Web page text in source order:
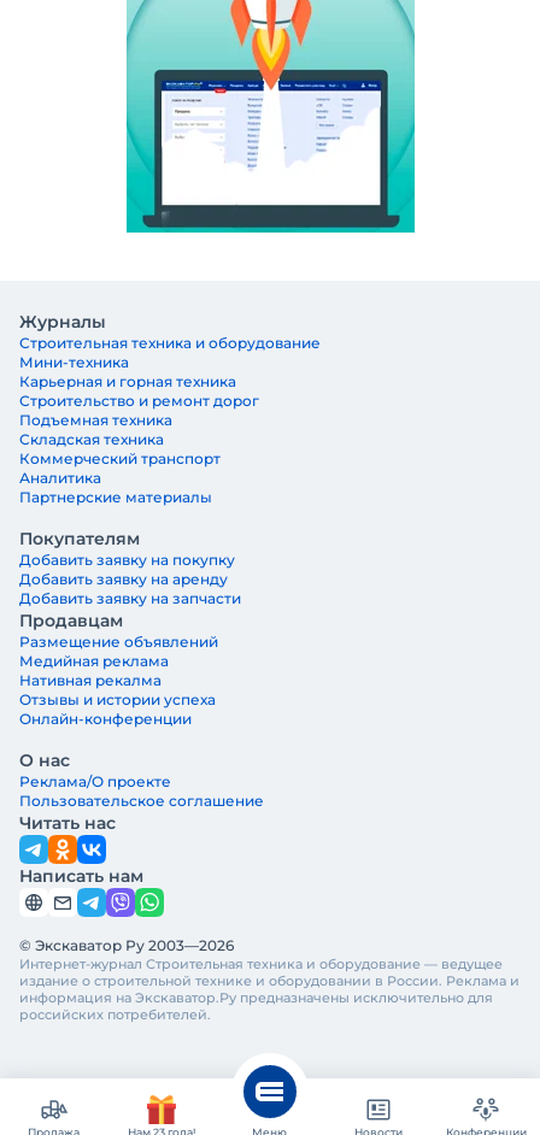
Журналы
Строительная техника и оборудование
Мини-техника
Карьерная и горная техника
Строительство и ремонт дорог
Подъемная техника
Складская техника
Коммерческий транспорт
Аналитика
Партнерские материалы
Покупателям
Добавить заявку на покупку
Добавить заявку на аренду
Добавить заявку на запчасти
Продавцам
Размещение объявлений
Медийная реклама
Нативная рекалма
Отзывы и истории успеха
Онлайн-конференции
О нас
Реклама/О проекте
Пользовательское соглашение
Читать нас
Написать нам
© Экскаватор Ру 2003—2026
Интернет-журнал Строительная техника и оборудование — ведущее
издание о строительной технике и оборудовании в России. Реклама и
информация на Экскаватор.Ру предназначены исключительно для
российских потребителей.
Продажа Нам 23 года! Меню Новости Конференции